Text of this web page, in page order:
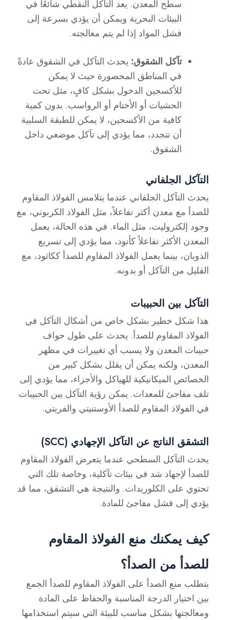
سطح المعدن. يعد التآكل النقطي شائعًا في
البيئات البحرية ويمكن أن يؤدي بسرعة إلى
فشل المواد إذا لم يتم معالجته.
تآكل الشقوق: يحدث التآكل في الشقوق عادةً
في المناطق المحصورة حيث لا يمكن
للأكسجين الدخول بشكل كافٍ، مثل تحت
الحشيات أو الأختام أو الرواسب. بدون كمية
كافية من الأكسجين، لا يمكن للطبقة السلبية
أن تتجدد، مما يؤدي إلى تآكل موضعي داخل
الشقوق.
التآكل الجلفاني
يحدث التآكل الجلفاني عندما يتلامس الفولاذ المقاوم
للصدأ مع معدن أكثر تفاعلاً، مثل الفولاذ الكربوني، مع
وجود إلكتروليت، مثل الماء. في هذه الحالة، يعمل
المعدن الأكثر تفاعلاً كأنود، مما يؤدي إلى تسريع
الذوبان، بينما يعمل الفولاذ المقاوم للصدأ ككاثود، مع
القليل من التآكل أو بدونه.
التآكل بين الحبيبات
هذا شكل خطير بشكل خاص من أشكال التآكل في
الفولاذ المقاوم للصدأ. يحدث على طول حواف
حبيبات المعدن ولا يسبب أي تغييرات في مظهر
المعدن، ولكنه يمكن أن يقلل بشكل كبير من
الخصائص الميكانيكية للهياكل والأجزاء، مما يؤدي إلى
تلف مفاجئ للمعدات. يمكن رؤية التآكل بين الحبيبات
في الفولاذ المقاوم للصدأ الأوستنيتي والفريتي.
التشقق الناتج عن التآكل الإجهادي (SCC)
يحدث التآكل السطحي عندما يتعرض الفولاذ المقاوم
للصدأ لإجهاد شد في بيئات تآكلية، وخاصة تلك التي
تحتوي على الكلوريدات. والنتيجة هي التشقق، مما قد
يؤدي إلى فشل مفاجئ للمادة.
كيف يمكنك منع الفولاذ المقاوم
للصدأ من الصدأ؟
يتطلب منع الصدأ على الفولاذ المقاوم للصدأ الجمع
بين اختيار الدرجة المناسبة والحفاظ على المادة
ومعالجتها بشكل مناسب للبيئة التي سيتم استخدامها